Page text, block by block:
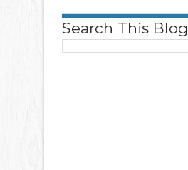
Search This Blog